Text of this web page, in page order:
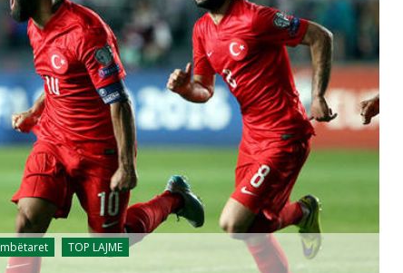
TOP LAJME